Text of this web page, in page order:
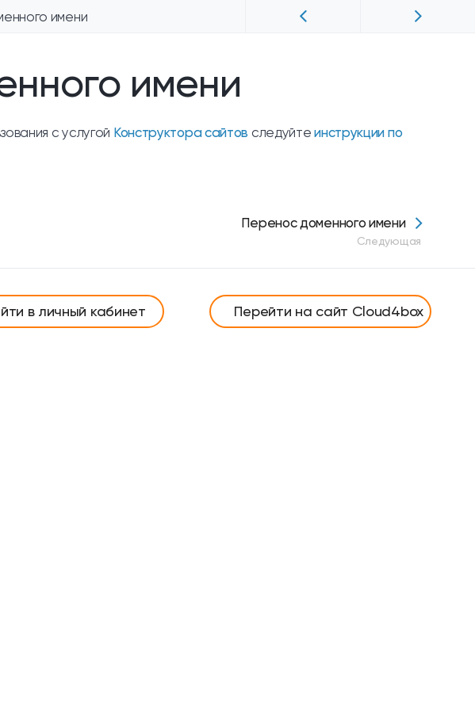
имени
имени
с услугой Конструктора сайтов следуйтеинструкции по
Перенос доменного имени
Следующая
в личный кабинет Перейти на сайт Cloud4box